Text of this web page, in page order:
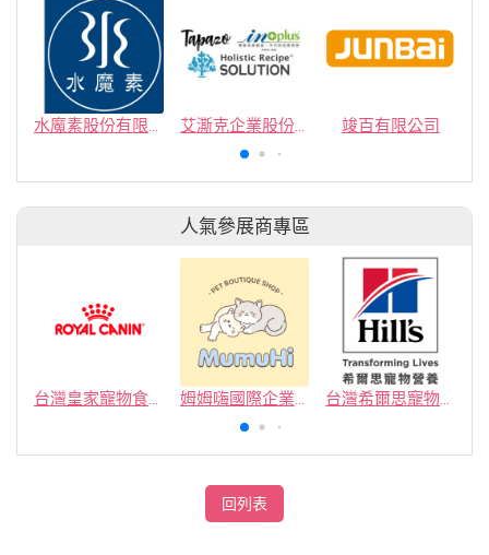
水魔素股份有限公司 艾澌克企業股份有限公司 竣百有限公司
人氣參展商專區
台灣皇家寵物食品有限公司 姆姆嗨國際企業社 台灣希爾思寵物營養品有限公司
回列表